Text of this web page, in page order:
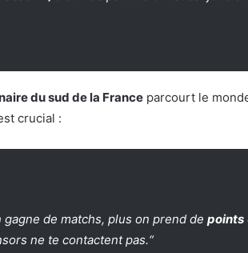
du sud de la France parcourt le
crucial :
gagne de matchs, plus on prend de points
ne te contactent pas.“